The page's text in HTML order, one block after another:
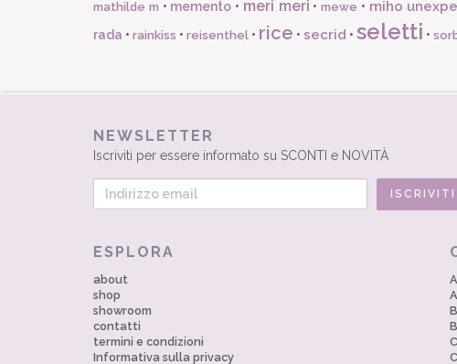
mathilde m • memento • meri meri •mewe • miho
rada • rainkiss • reisenthel • rice • secrid • seletti •
NEWSLETTER
Iscriviti per essere informato su SCONTI e NOVITÀ
ESPLORA
about
shop
showroom
contatti
termini e condizioni
Informativa sulla privacy